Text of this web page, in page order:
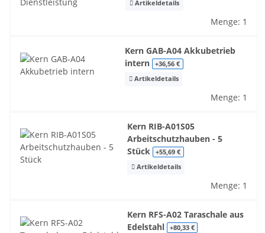
Artikeldetails
Menge: 1
Kern GAB-A04 Akkubetrieb
intern +36,56 €
Artikeldetails
Menge: 1
Kern RIB-A01S05
Arbeitschutzhauben - 5
Stück +55,69 €
Artikeldetails
Menge: 1
Kern RFS-A02 Taraschale aus
Edelstahl
+80,33 €